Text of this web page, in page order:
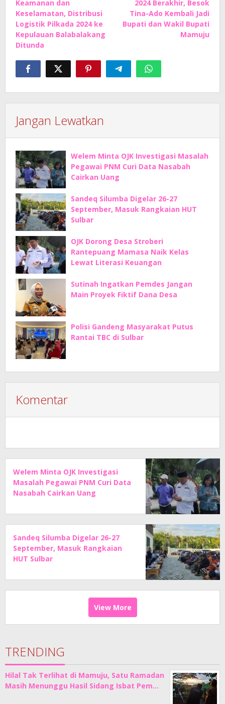
Keamanan dan
Keselamatan, Distribusi
Logistik Pilkada 2024 ke
Kepulauan Balabalakang
Ditunda
2024 Berakhir, Besok
Tina-Ado Kembali Jadi
Bupati dan Wakil Bupati
Mamuju
Jangan Lewatkan
Welem Minta OJK Investigasi Masalah
Pegawai PNM Curi Data Nasabah
Cairkan Uang
Sandeq Silumba Digelar 26-27
September, Masuk Rangkaian HUT
Sulbar
OJK Dorong Desa Stroberi
Rantepuang Mamasa Naik Kelas
Lewat Literasi Keuangan
Sutinah Ingatkan Pemdes Jangan
Main Proyek Fiktif Dana Desa
Polisi Gandeng Masyarakat Putus
Rantai TBC di Sulbar
Komentar
Welem Minta OJK Investigasi
Masalah Pegawai PNM Curi Data
Nasabah Cairkan Uang
Sandeq Silumba Digelar 26-27
September, Masuk Rangkaian
HUT Sulbar
View More
TRENDING
Hilal Tak Terlihat di Mamuju, Satu Ramadan
Masih Menunggu Hasil Sidang Isbat Pem…